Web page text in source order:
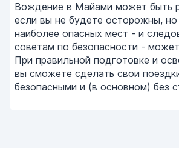
Вождение в Майами может быть
если вы не будете осторожны, но
наиболее опасных мест - и
советам по безопасности -
При правильной подготовке и
вы сможете сделать свои
безопасными и (в основном) без